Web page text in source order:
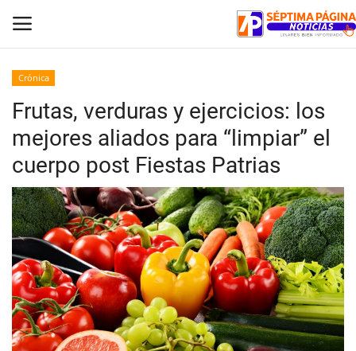
Inicio
Crónica
Policial
Tribunales
Deporte
Política
Crónica
Frutas, verduras y ejercicios: los
mejores aliados para “limpiar” el
cuerpo post Fiestas Patrias